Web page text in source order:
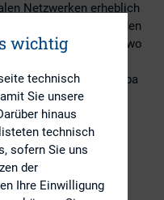
Netzwerken erheblich
einen zunehmenden
in Asien wo
auf digitale
als Investoren in Europa
in der Übersicht:
„von Unternehmen
die
wichtig
technisch
Sie unsere
hinaus
technisch
sofern Sie uns
der
Ihre Einwilligung